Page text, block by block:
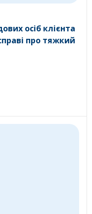
осіб клієнта
про тяжкий